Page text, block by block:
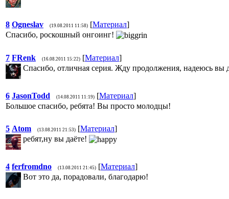
8 Ogneslav (19.08.2011 11:58) [Материал]
Спасибо, роскошный онгоинг!
7 FRenk (16.08.2011 15:22) [Материал]
Спасибо, отличная серия. Жду продолжения, надеюсь вы
6 JasonTodd (14.08.2011 11:19) [Материал]
Большое спасибо, ребята! Вы просто молодцы!
5 Atom (13.08.2011 21:53) [Материал]
ребят,ну вы даёте!
4 ferfromdno (13.08.2011 21:45) [Материал]
Вот это да, порадовали, благодарю!